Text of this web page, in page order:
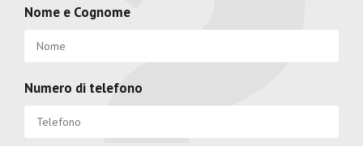
Nome e Cognome
Numero di telefono